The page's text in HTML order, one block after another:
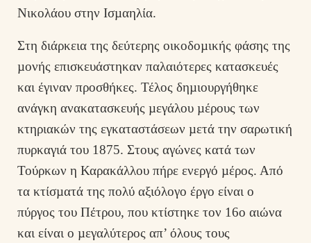
Νικολάου στην Ισµαηλία.
Στη διάρκεια της δεύτερης οικοδοµικής φάσης της
µονής επισκευάστηκαν παλαιότερες κατασκευές
και έγιναν προσθήκες. Τέλος δηµιουργήθηκε
ανάγκη ανακατασκευής µεγάλου µέρους των
κτηριακών της εγκαταστάσεων µετά την σαρωτική
πυρκαγιά του 1875. Στους αγώνες κατά των
Τούρκων η Καρακάλλου πήρε ενεργό µέρος. Από
τα κτίσµατά της πολύ αξιόλογο έργο είναι ο
πύργος του Πέτρου, που κτίστηκε τον 16ο αιώνα
και είναι ο µεγαλύτερος απ’ όλους τους